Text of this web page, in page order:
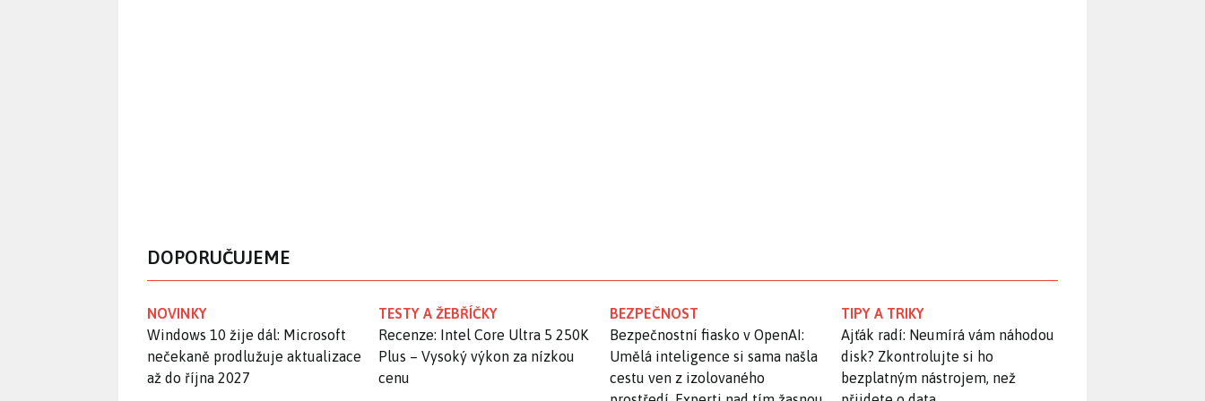
DOPORUČUJEME
NOVINKY
Windows 10 žije dál: Microsoft
nečekaně prodlužuje aktualizace
až do října 2027
TESTY A ŽEBŘÍČKY
Recenze: Intel Core Ultra 5 250K
Plus – Vysoký výkon za nízkou
cenu
BEZPEČNOST
Bezpečnostní fiasko v OpenAI:
Umělá inteligence si sama našla
cestu ven z izolovaného
TIPY A TRIKY
Ajťák radí: Neumírá vám náhodou
disk? Zkontrolujte si ho
bezplatným nástrojem, než